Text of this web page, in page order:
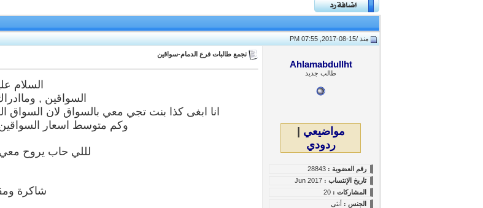
منذ /15-08-2017, 07:55 PM
Ahlamabdullht
طالب جديد
مواضيعي |
ردودي
رقم العضوية :28843
تاريخ الإنتساب :
Jun 2017
المشاركات :20
الجنس :أنثى
تجمع طالبات فرع الدمام-سواقين
السلام
السواقين ,
انا ابغى كذا بنت تجي معي بالسواق لان السواق
وكم متوسط اسعار
لللي حاب يروح
شاكرة